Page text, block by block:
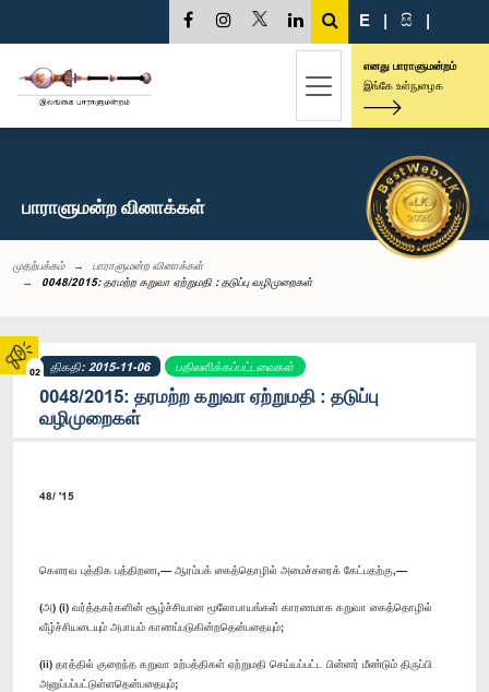
02
E | සි |
எனது பாராளுமன்றம்
இங்கே உள்நுழைக
பாராளுமன்ற வினாக்கள்
முதற்பக்கம்
பாராளுமன்ற வினாக்கள்
0048/2015: தரமற்ற கறுவா ஏற்றுமதி : தடுப்பு வழிமுறைகள்
திகதி: 2015-11-06 பதிலளிக்கப்பட்டவைகள்
0048/2015: தரமற்ற கறுவா ஏற்றுமதி : தடுப்பு
வழிமுறைகள்
48/ '15
கௌரவ புத்திக பத்திறண,— ஆரம்பக் கைத்தொழில் அமைச்சரைக் கேட்பதற்கு,—
(அ) (i) வர்த்தகர்களின் சூழ்ச்சியான மூலோபாயங்கள் காரணமாக கறுவா கைத்தொழில்
வீழ்ச்சியடையும் அபாயம் காணப்படுகின்றதென்பதையும்;
(ii) தரத்தில் குறைந்த கறுவா உற்பத்திகள் ஏற்றுமதி செய்யப்பட்ட பின்னர் மீண்டும் திருப்பி
அனுப்பப்பட்டுள்ளதென்பதையும்;